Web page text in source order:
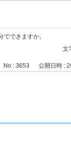
でできますか。
文
No : 3653 公開日時 :